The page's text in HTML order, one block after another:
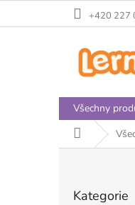
+420 227
Všechny
Domů
kategorie
Kategorie